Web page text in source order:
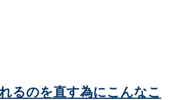
るのを直す為にこんなこ